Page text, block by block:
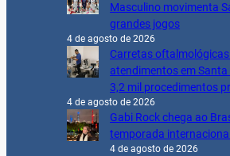
Masculino movimenta
grandes jogos
4 de agosto de 2026
Carretas
atendimentos em
3,2 mil procedimentos
4 de agosto de 2026
Gabi Rock chega ao
temporada
4 de agosto de 2026